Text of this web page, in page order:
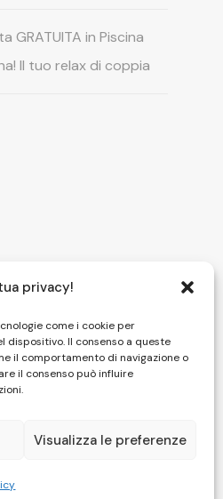
privacy!
come i cookie per
dispositivo. Il consenso a queste
il comportamento di navigazione o
il consenso può influire
Visualizza le preferenze
GRATUITA in Piscina
Il tuo relax di coppia